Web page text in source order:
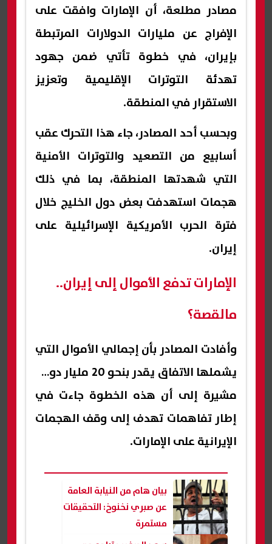
مصادر مطلعة، أن الإمارات وافقت على
الإفراج عن مليارات الدولارات المرتبطة
بإيران، في خطوة تأتي ضمن جهود
تهدئة التوترات الإقليمية وتعزيز
الاستقرار في المنطقة.
وبحسب أحد المصادر، جاء هذا التحرك عقب
أسابيع من التصعيد والتوترات الأمنية
التي شهدتها المنطقة، بما في ذلك
هجمات استهدفت بعض دول الخليج خلال
فترة الحرب الأمريكية الإسرائيلية على
إيران.
الإمارات تدفع الأموال إلى إيران..
مالقصة؟
وأفادت المصادر بأن إجمالي الأموال التي
يشملها الاتفاق يقدر بنحو 20 مليار دولار،
مشيرة إلى أن هذه الخطوة جاءت في
إطار تفاهمات تهدف إلى وقف الهجمات
الإيرانية على الإمارات.
بيان هام من النيابة العامة
عن صبري نخنوخ: التحقيقات
مستمرة